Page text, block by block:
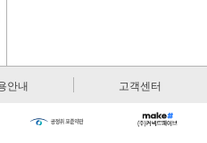
안내 고객센터